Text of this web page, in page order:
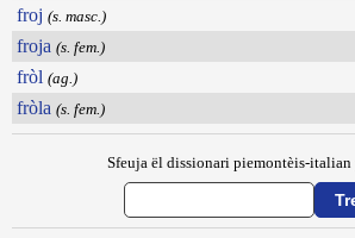
froj (s. masc.)
froja (s. fem.)
fròl (ag.)
fròla (s. fem.)
Sfeuja ël dissionari piemontèis-italian